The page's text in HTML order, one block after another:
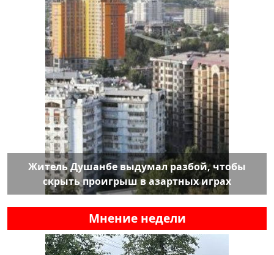
Житель Душанбе выдумал разбой, чтобы
скрыть проигрыш в азартных играх
Мнение недели